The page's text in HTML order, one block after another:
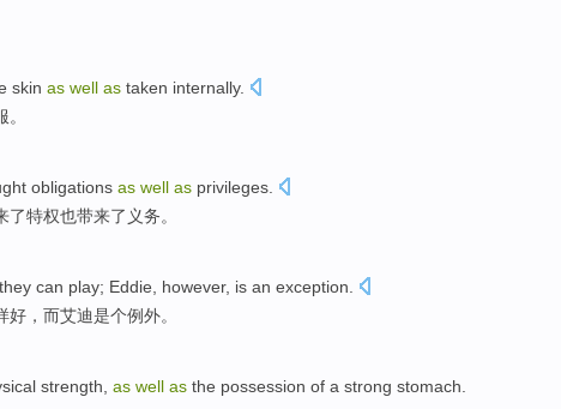
skin as well as taken internally.
obligations as well as privileges
了特权也带来了 义务。
they can play; Eddie however, is an exception
好 ， 而艾迪是个例外。
strength as well as the possession of a strong stomach